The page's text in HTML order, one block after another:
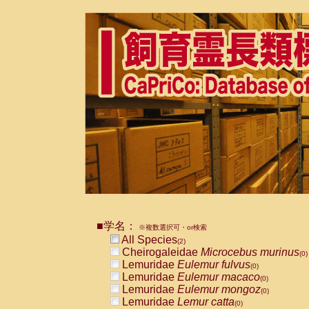
■学名： ※複数選択可・or検索
All Species(2)
Cheirogaleidae Microcebus murinus(0)
Lemuridae Eulemur fulvus(0)
Lemuridae Eulemur macaco(0)
Lemuridae Eulemur mongoz(0)
Lemuridae Lemur catta(0)